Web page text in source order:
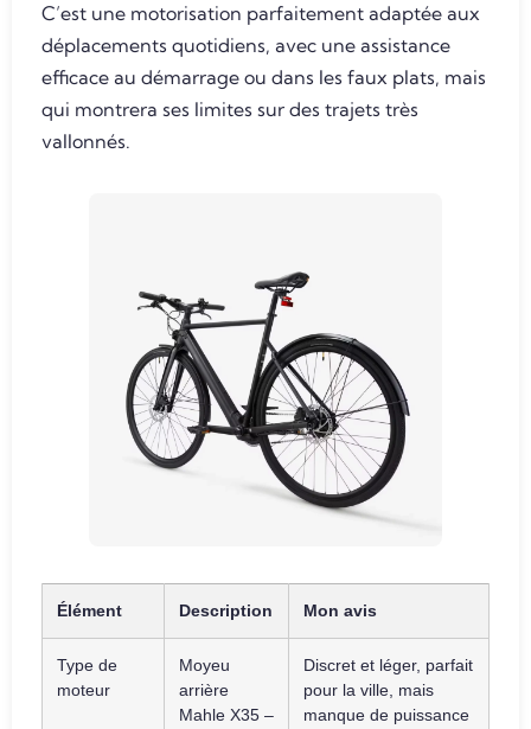
C’est une motorisation parfaitement adaptée aux
déplacements quotidiens, avec une assistance
efficace au démarrage ou dans les faux plats, mais
qui montrera ses limites sur des trajets très
vallonnés.
Élément Description Mon avis
Type de
moteur
Moyeu
arrière
Mahle X35 –
Discret et léger, parfait
pour la ville, mais
manque de puissance